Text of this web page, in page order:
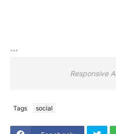
***
Responsive
Tags social